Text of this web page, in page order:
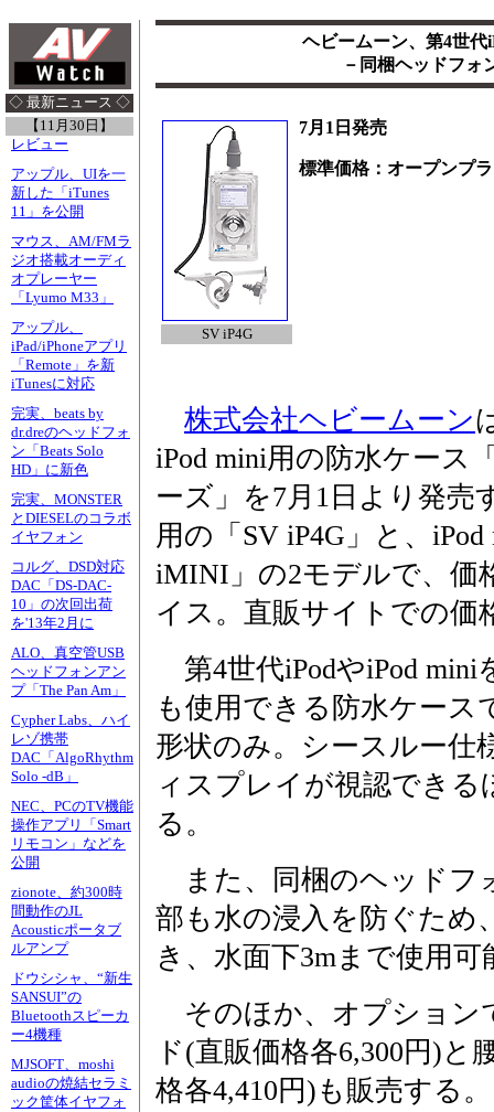
◇ 最新ニュース ◇
【11月30日】
レビュー
アップル、UIを一
新した「iTunes
11」を公開
マウス、AM/FMラ
ジオ搭載オーディ
オプレーヤー
「Lyumo M33」
アップル、
iPad/iPhoneアプリ
「Remote」を新
iTunesに対応
完実、beats by
dr.dreのヘッドフォ
ン「Beats Solo
HD」に新色
完実、MONSTER
とDIESELのコラボ
イヤフォン
コルグ、DSD対応
DAC「DS-DAC-
10」の次回出荷
を'13年2月に
ALO、真空管USB
ヘッドフォンアン
プ「The Pan Am」
Cypher Labs、ハイ
レゾ携帯
DAC「AlgoRhythm
Solo -dB」
NEC、PCのTV機能
操作アプリ「Smart
リモコン」などを
公開
zionote、約300時
間動作のJL
Acousticポータブ
ルアンプ
ドウシシャ、“新生
SANSUI”の
Bluetoothスピーカ
ー4機種
MJSOFT、moshi
audioの焼結セラミ
ック筐体イヤフォ
ヘビームーン、第4世
－同梱ヘッドフォ
SV iP4G
7月1日発売
標準価格：オープンプ
株式会社ヘビームーン
iPod mini用の防水ケース
ーズ」を7月1日より発売
用の「SV iP4G」と、
iMINI」の2モデルで、価
イス。直販サイトでの価
第4世代iPodやiPod mini
も使用できる防水ケー
形状のみ。シースルー仕
ィスプレイが視認でき
る。
また、同梱のヘッドフ
部も水の浸入を防ぐため
き、水面下3mまで使用
そのほか、オプション
ド(直販価格各6,300円)
格各4,410円)も販売する